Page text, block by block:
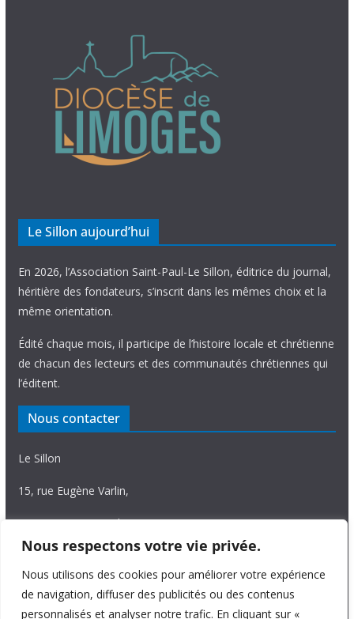
Nous respectons votre vie privée.
Nous utilisons des cookies pour améliorer votre expérience
de navigation, diffuser des publicités ou des contenus
personnalisés et analyser notre trafic. En cliquant sur «
Le Sillon aujourd’hui
En 2026, l’Association Saint-Paul-Le Sillon, éditrice du journal,
héritière des fondateurs, s’inscrit dans les mêmes choix et la
même orientation.
Édité chaque mois, il participe de l’histoire locale et chrétienne
de chacun des lecteurs et des communautés chrétiennes qui
l’éditent.
Nous contacter
Le Sillon
15, rue Eugène Varlin,
87036 Limoges Cedex.
Tél. 05 55 06 14 15
Nous écrire